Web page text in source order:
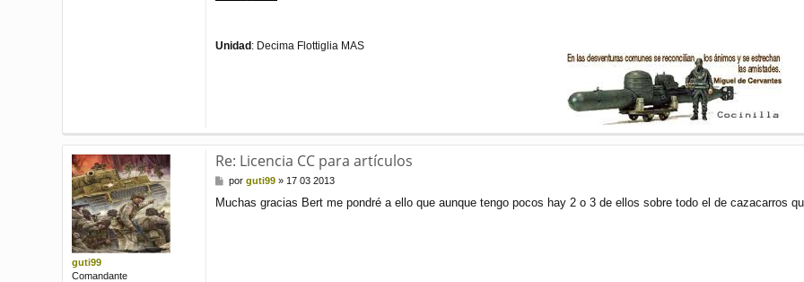
Unidad : Decima Flottiglia MAS
guti99
Comandante
Re: Licencia CC para artículos
M
n
porguti99 » 17 03 2013
Muchas gracias Bert me pondré a ello que aunque tengo pocos hay 2 o 3 de ellos sobre todo el de cazacarros